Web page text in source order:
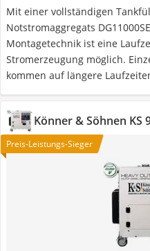
Mit einer vollständigen
Notstromaggregats
Montagetechnik ist eine
Stromerzeugung möglich.
kommen auf längere
Könner & Söhnen KS
Preis-Leistungs-Sieger